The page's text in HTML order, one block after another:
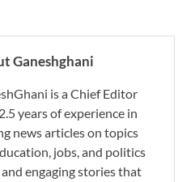
Ganeshghani
is a Chief Editor
years of experience in
news articles on topics
jobs, and politics
and engaging stories that